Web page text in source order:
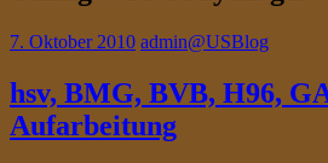
7. Oktober 2010 admin@USBlog
hsv, BMG, BVB, H96,
Aufarbeitung